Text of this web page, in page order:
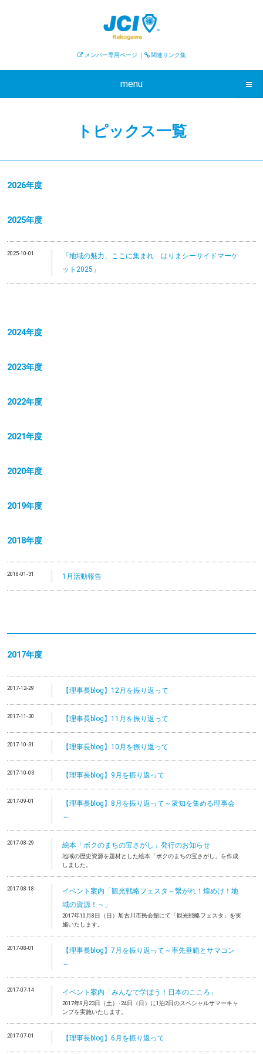
メンバー専用ページ ｜ 関連リンク集
menu
トピックス一覧
2026年度
2025年度
2025-10-01
「地域の魅力、ここに集まれ はりまシーサイドマーケ
ット2025」
2024年度
2023年度
2022年度
2021年度
2020年度
2019年度
2018年度
2018-01-31 1月活動報告
2017年度
2017-12-29 【理事長blog】12月を振り返って
2017-11-30 【理事長blog】11月を振り返って
2017-10-31 【理事長blog】10月を振り返って
2017-10-03 【理事長blog】9月を振り返って
2017-09-01
【理事長blog】8月を振り返って～衆知を集める理事会
～
2017-08-29 絵本「ボクのまちの宝さがし」発行のお知らせ
地域の歴史資源を題材とした絵本「ボクのまちの宝さがし」を作成
しました。
2017-08-18
イベント案内「観光戦略フェスタ～繋がれ！煌めけ！地
域の資源！～」
2017年10月8日（日）加古川市民会館にて「観光戦略フェスタ」を実
施いたします。
2017-08-01
【理事長blog】7月を振り返って～率先垂範とサマコン
～
2017-07-14 イベント案内「みんなで学ぼう！日本のこころ」
2017年9月23日（土）･24日（日）に1泊2日のスペシャルサマーキャ
ンプを実施いたします。
2017-07-01 【理事長blog】6月を振り返って